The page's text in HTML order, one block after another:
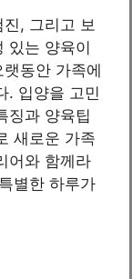
, 그리고 보
있는 양육이
동안 가족에
. 입양을 고민
징과 양육팁
새로운 가족
어와 함께라
별한 하루가